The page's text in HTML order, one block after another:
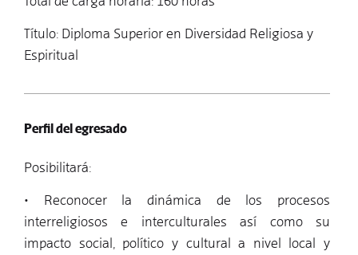
Título: Diploma Superior en Diversidad Religiosa y
Espiritual
Perfil del egresado
Posibilitará:
• Reconocer la dinámica de los procesos
interreligiosos e interculturales así como su
impacto social, político y cultural a nivel local y